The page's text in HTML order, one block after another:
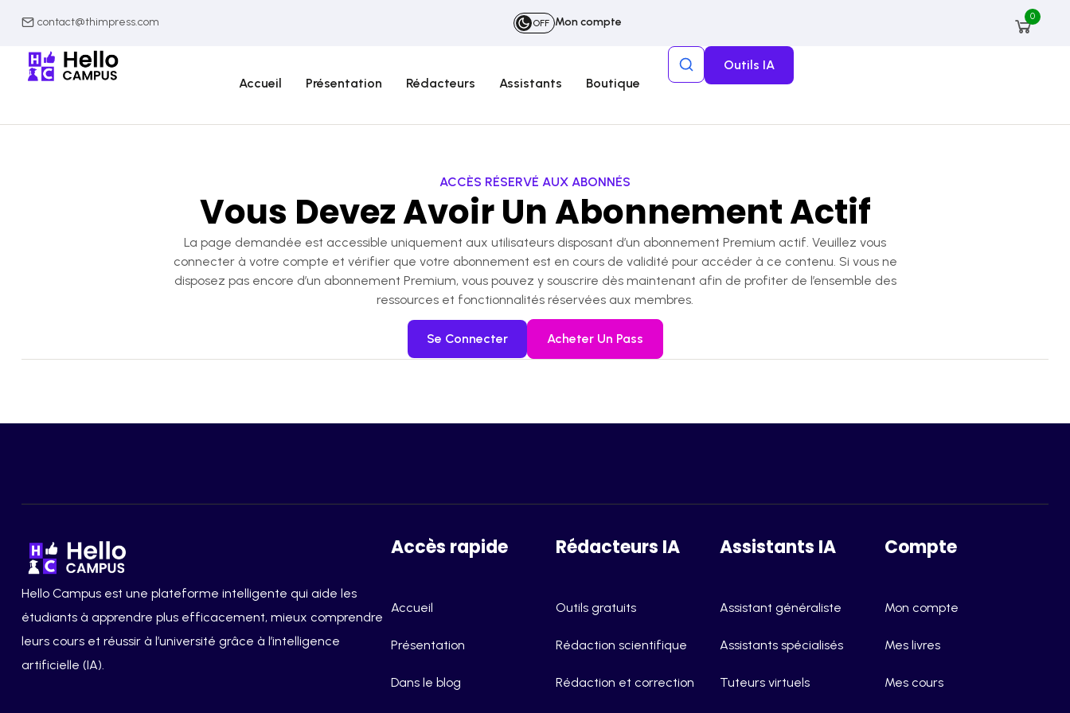
contact@thimpress.com OFF Mon compte 0
Accueil Présentation Rédacteurs Assistants Boutique
Outils IA
ACCÈS RÉSERVÉ AUX ABONNÉS
Vous Devez Avoir Un Abonnement Actif
La page demandée est accessible uniquement aux utilisateurs disposant d’un abonnement Premium actif. Veuillez vous
connecter à votre compte et vérifier que votre abonnement est en cours de validité pour accéder à ce contenu. Si vous ne
disposez pas encore d’un abonnement Premium, vous pouvez y souscrire dès maintenant afin de profiter de l’ensemble des
ressources et fonctionnalités réservées aux membres.
Se Connecter Acheter Un Pass
Hello Campus est une plateforme intelligente qui aide les
étudiants à apprendre plus efficacement, mieux comprendre
leurs cours et réussir à l’université grâce à l’intelligence
artificielle (IA).
Accès rapide
Accueil
Présentation
Dans le blog
Rédacteurs IA
Outils gratuits
Rédaction scientifique
Rédaction et correction
Assistants IA
Assistant généraliste
Assistants spécialisés
Tuteurs virtuels
Compte
Mon compte
Mes livres
Mes cours